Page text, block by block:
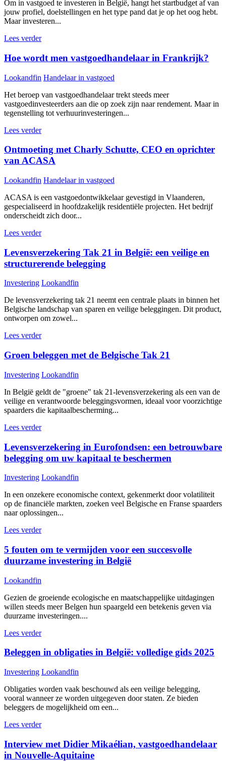
Om in vastgoed te investeren in België, hangt het startbudget af van
jouw profiel, doelstellingen en het type pand dat je op het oog hebt.
Maar investeren...
Lees verder
Hoe wordt men vastgoedhandelaar in Frankrijk?
Lookandfin Handelaar in vastgoed
Het beroep van vastgoedhandelaar trekt steeds meer
vastgoedinvesteerders aan die op zoek zijn naar rendement. Maar in
tegenstelling tot verhuurinvesteringen...
Lees verder
Ontmoeting met Charly Schutte, CEO en oprichter
van ACASA
Lookandfin Handelaar in vastgoed
ACASA is een vastgoedontwikkelaar gevestigd in Vlaanderen,
gespecialiseerd in hoofdzakelijk residentiële projecten. Het bedrijf
onderscheidt zich door...
Lees verder
Levensverzekering Tak 21 in België: een veilige en
structurerende belegging
Investering Lookandfin
De levensverzekering tak 21 neemt een centrale plaats in binnen het
Belgische landschap van sparen en veilige beleggingen. Dit product,
ontworpen om zowel...
Lees verder
Groen beleggen met de Belgische Tak 21
Investering Lookandfin
In België geldt de "groene" tak 21-levensverzekering als een van de
veilige en verantwoorde beleggingsvormen, ideaal voor voorzichtige
spaarders die kapitaalbescherming...
Lees verder
Levensverzekering in Eurofondsen: een betrouwbare
belegging om uw kapitaal te beschermen
Investering Lookandfin
In een onzekere economische context, gekenmerkt door volatiliteit
op de financiële markten, zoeken veel Belgische en Franse spaarders
naar oplossingen...
Lees verder
5 fouten om te vermijden voor een succesvolle
duurzame investering in België
Lookandfin
Gezien de groeiende ecologische en maatschappelijke uitdagingen
willen steeds meer Belgen hun spaargeld een betekenis geven via
duurzame investeringen....
Lees verder
Beleggen in obligaties in België: volledige gids 2025
Investering Lookandfin
Obligaties worden vaak beschouwd als een veilige belegging,
vooral wanneer ze worden uitgegeven door staten. Ze bieden
beleggers de mogelijkheid om een...
Lees verder
Interview met Didier Mikaélian, vastgoedhandelaar
in Nouvelle-Aquitaine